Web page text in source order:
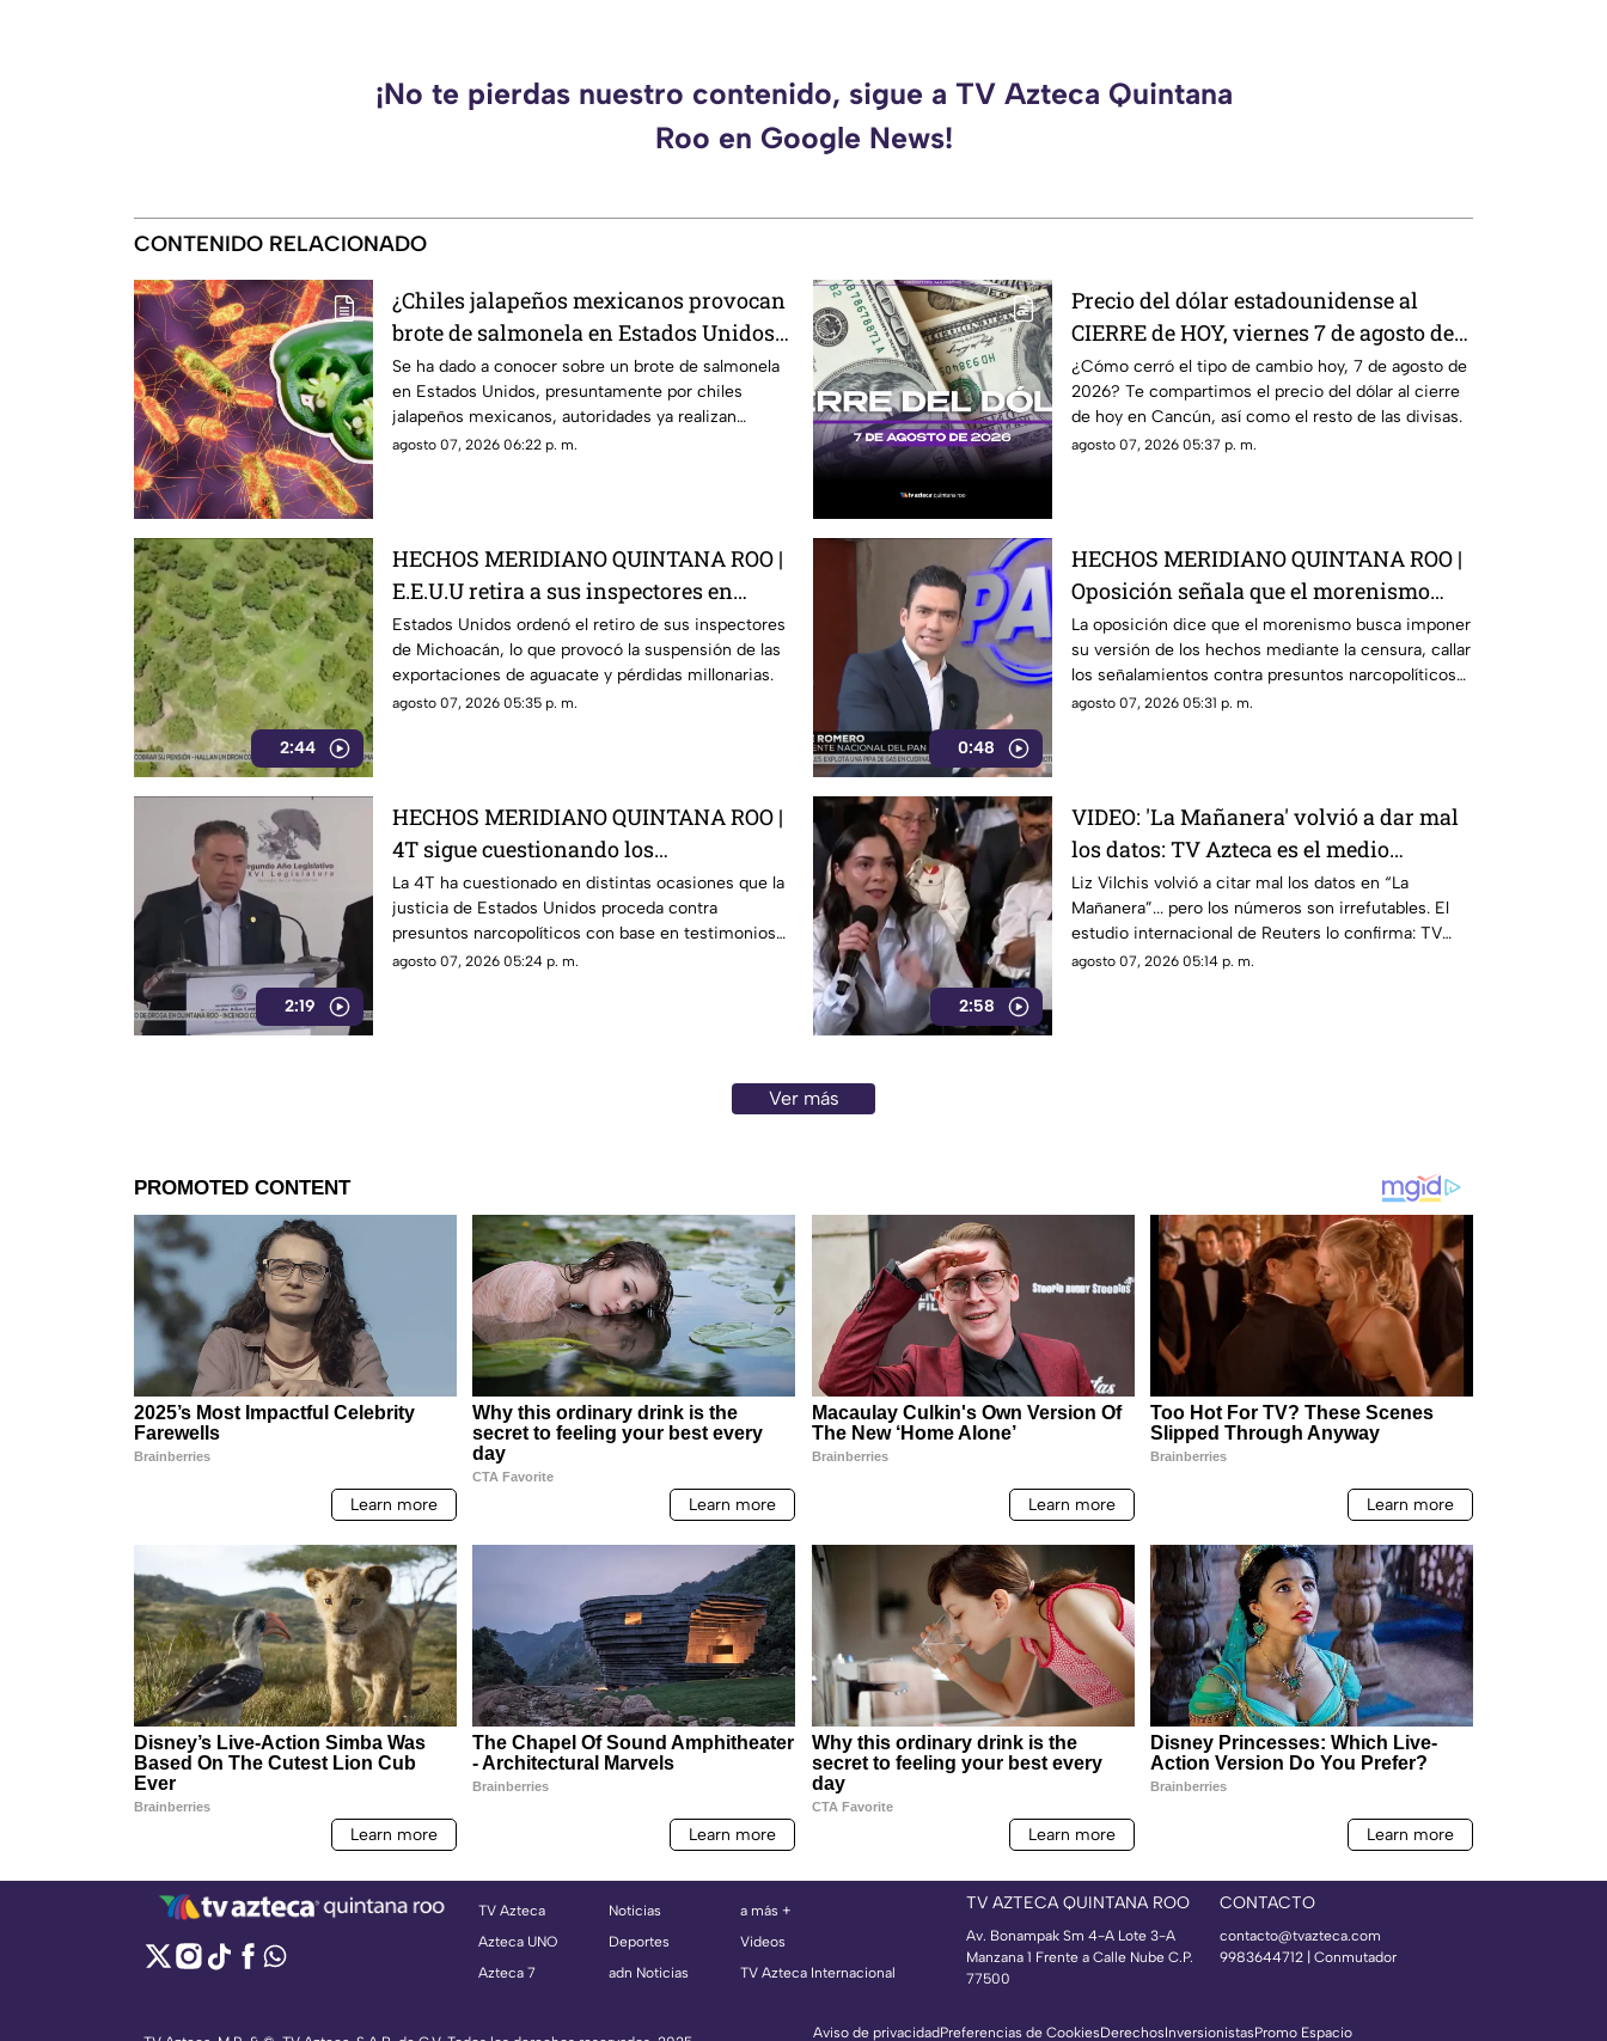
¡No te pierdas nuestro contenido, sigue a TV Azteca Quintana
Roo en Google News!
CONTENIDO RELACIONADO
¿Chiles jalapeños mexicanos provocan
brote de salmonela en Estados Unidos?
Esto debes saber
Se ha dado a conocer sobre un brote de salmonela
en Estados Unidos, presuntamente por chiles
jalapeños mexicanos, autoridades ya realizan
investigación.
agosto 07, 2026 06:22 p. m.
Precio del dólar estadounidense al
CIERRE de HOY, viernes 7 de agosto de
2026, en Cancún
¿Cómo cerró el tipo de cambio hoy, 7 de agosto de
2026? Te compartimos el precio del dólar al cierre
de hoy en Cancún, así como el resto de las divisas.
agosto 07, 2026 05:37 p. m.
2:44
HECHOS MERIDIANO QUINTANA ROO |
E.E.U.U retira a sus inspectores en
Michoacán y provocá la suspensión de
exportaciones de aguacate
Estados Unidos ordenó el retiro de sus inspectores
de Michoacán, lo que provocó la suspensión de las
exportaciones de aguacate y pérdidas millonarias.
agosto 07, 2026 05:35 p. m.
0:48
HECHOS MERIDIANO QUINTANA ROO |
Oposición señala que el morenismo
quiere imponer su versión de los
hechos usando la censura
La oposición dice que el morenismo busca imponer
su versión de los hechos mediante la censura, callar
los señalamientos contra presuntos narcopolíticos
de la 4T y presentar a la oposición como la villana.
agosto 07, 2026 05:31 p. m.
2:19
HECHOS MERIDIANO QUINTANA ROO |
4T sigue cuestionando los
señalamientos de E.E.U.U contra
narc0polít1c0s como Rocha Moya
La 4T ha cuestionado en distintas ocasiones que la
justicia de Estados Unidos proceda contra
presuntos narcopolíticos con base en testimonios
de testigos protegidos, un mecanismo que
agosto 07, 2026 05:24 p. m.
2:58
VIDEO: 'La Mañanera' volvió a dar mal
los datos: TV Azteca es el medio
tradicional con mayor alcance y
credibilidad de México
Liz Vilchis volvió a citar mal los datos en “La
Mañanera”... pero los números son irrefutables. El
estudio internacional de Reuters lo confirma: TV
Azteca es el medio tradicional con mayor alcance y
agosto 07, 2026 05:14 p. m.
Ver más
TV Azteca
Azteca UNO
Azteca 7
Noticias
Deportes
adn Noticias
a más +
Videos
TV Azteca Internacional
TV AZTECA QUINTANA ROO
Av. Bonampak Sm 4-A Lote 3-A
Manzana 1 Frente a Calle Nube C.P.
77500
CONTACTO
contacto@tvazteca.com
9983644712 | Conmutador
Aviso de privacidadPreferencias de CookiesDerechosInversionistasPromo Espacio